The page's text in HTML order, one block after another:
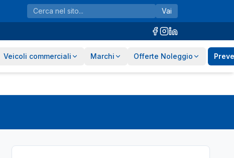
Vai
Veicoli commerciali Marchi Offerte Noleggio